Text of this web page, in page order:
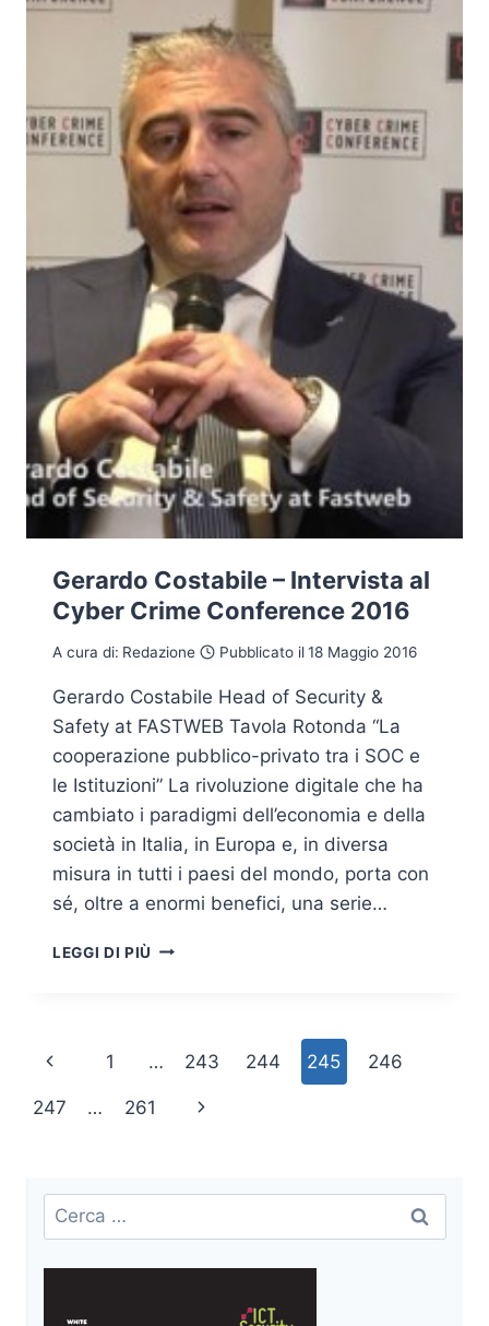
CYBER
CRIME
CONFERENCE
2016
Gerardo Costabile – Intervista al
Cyber Crime Conference 2016
A cura di: Redazione Pubblicato il18 Maggio 2016
Gerardo Costabile Head of Security &
Safety at FASTWEB Tavola Rotonda “La
cooperazione pubblico-privato tra i SOC e
le Istituzioni” La rivoluzione digitale che ha
cambiato i paradigmi dell’economia e della
società in Italia, in Europa e, in diversa
misura in tutti i paesi del mondo, porta con
sé, oltre a enormi benefici, una serie…
LEGGI DI PIÙ GERARDO
CYBER
CONFERENCE
Navigazione
pagina
Pagina
Precedente
1 … 243 244 245 246
247 … 261
Pagina
Ricerca
per: